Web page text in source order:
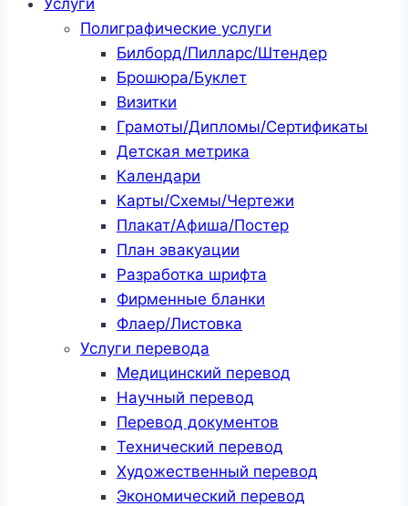
Полиграфические услуги
Билборд/Пилларс/Штендер
Брошюра/Буклет
Визитки
Грамоты/Дипломы/Сертификаты
Детская метрика
Календари
Карты/Схемы/Чертежи
Плакат/Афиша/Постер
План эвакуации
Разработка шрифта
Фирменные бланки
Флаер/Листовка
Услуги перевода
Медицинский перевод
Научный перевод
Перевод документов
Технический перевод
Художественный перевод
Экономический перевод